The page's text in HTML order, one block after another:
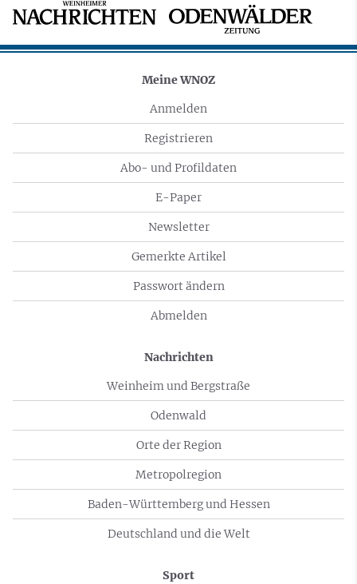
Meine WNOZ
Anmelden
Registrieren
Abo- und Profildaten
E-Paper
Newsletter
Gemerkte Artikel
Passwort ändern
Abmelden
Nachrichten
Weinheim und Bergstraße
Odenwald
Orte der Region
Metropolregion
Baden-Württemberg und Hessen
Deutschland und die Welt
Sport